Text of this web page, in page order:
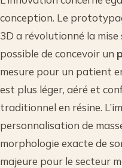
conception. Le
3D a révolutionné la mise
possible de concevoir un
mesure pour un patient
est plus léger, aéré et
traditionnel en résine.
personnalisation de
morphologie exacte de
majeure pour le secteur